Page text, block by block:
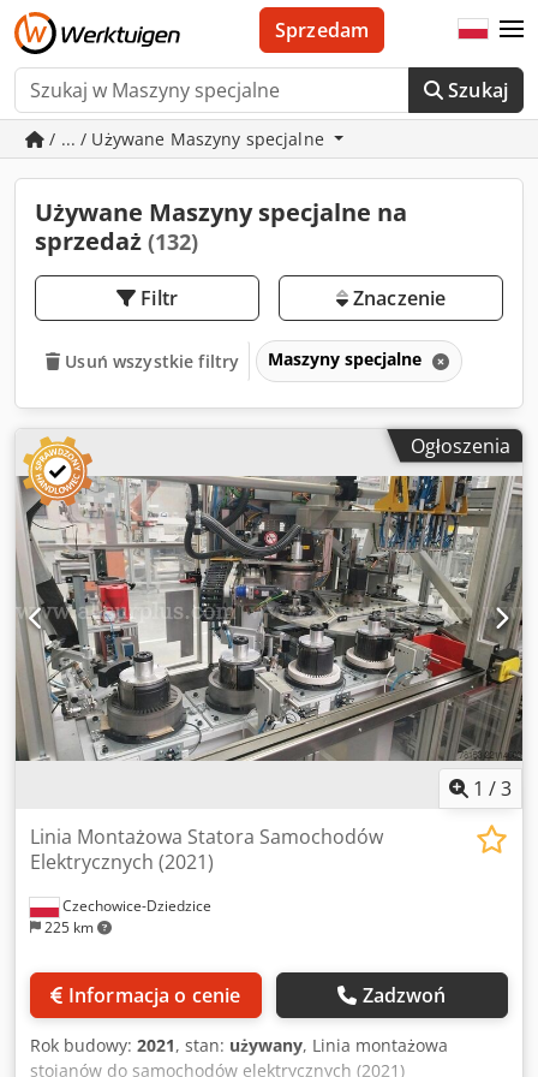
Szukaj
Sprzedam
/ ... / Używane Maszyny specjalne
Używane Maszyny specjalne na
sprzedaż (132)
Filtr Znaczenie
Usuń wszystkie filtry Maszyny specjalne
Ogłoszenia
1 /3
Czechowice-Dziedzice
225 km
Linia Montażowa Statora Samochodów
Elektrycznych (2021)
Informacja o cenie Zadzwoń
Rok budowy: 2021, stan: używany, Linia montażowa
stojanów do samochodów elektrycznych (2021)